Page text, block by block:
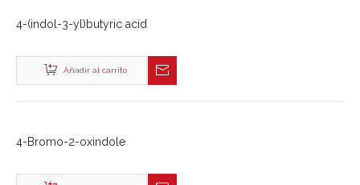
4-(indol-3-yl)butyric acid
Añadir al carrito
4-Bromo-2-oxindole